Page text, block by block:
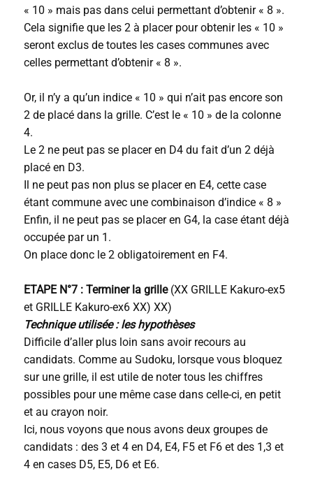
« 10 » mais pas dans celui permettant d’obtenir « 8 ».
Cela signifie que les 2 à placer pour obtenir les « 10 »
seront exclus de toutes les cases communes avec
celles permettant d’obtenir « 8 ».
Or, il n’y a qu’un indice « 10 » qui n’ait pas encore son
2 de placé dans la grille. C’est le « 10 » de la colonne
4.
Le 2 ne peut pas se placer en D4 du fait d’un 2 déjà
placé en D3.
Il ne peut pas non plus se placer en E4, cette case
étant commune avec une combinaison d’indice « 8 »
Enfin, il ne peut pas se placer en G4, la case étant déjà
occupée par un 1.
On place donc le 2 obligatoirement en F4.
ETAPE N°7 : Terminer la grille(XX GRILLE Kakuro-ex5
et GRILLE Kakuro-ex6 XX) XX)
Technique utilisée : les hypothèses
Difficile d’aller plus loin sans avoir recours au
candidats. Comme au Sudoku, lorsque vous bloquez
sur une grille, il est utile de noter tous les chiffres
possibles pour une même case dans celle-ci, en petit
et au crayon noir.
Ici, nous voyons que nous avons deux groupes de
candidats : des 3 et 4 en D4, E4, F5 et F6 et des 1,3 et
4 en cases D5, E5, D6 et E6.